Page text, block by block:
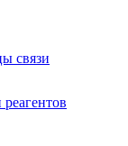
связи